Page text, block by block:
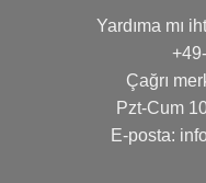
Yardıma mı
Çağrı
Pzt-Cum
Е-posta: